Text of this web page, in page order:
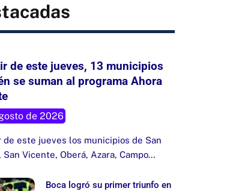
de este jueves, 13 municipios
se suman al programa Ahora
de 2026
de este jueves los municipios de San
San Vicente, Oberá, Azara, Campo…
Boca logró su primer triunfo en